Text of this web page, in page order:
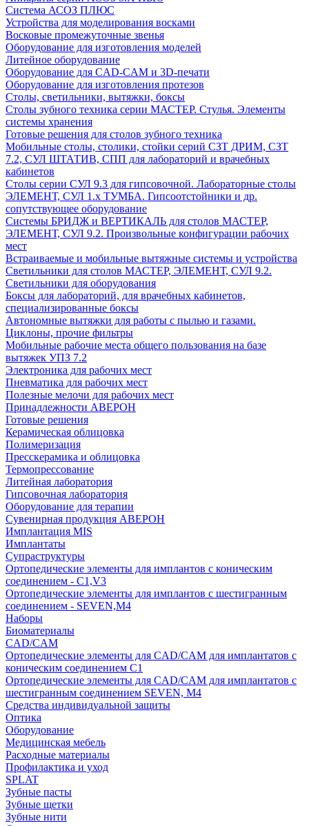
Система АСОЗ ПЛЮС
Устройства для моделирования восками
Восковые промежуточные звенья
Оборудование для изготовления моделей
Литейное оборудование
Оборудование для CAD-CAM и 3D-печати
Оборудование для изготовления протезов
Cтолы, светильники, вытяжки, боксы
Столы зубного техника серии МАСТЕР. Стулья. Элементы
системы хранения
Готовые решения для столов зубного техника
Мобильные столы, столики, стойки серий СЗТ ДРИМ, СЗТ
7.2, СУЛ ШТАТИВ, СПП для лабораторий и врачебных
кабинетов
Столы серии СУЛ 9.3 для гипсовочной. Лабораторные столы
ЭЛЕМЕНТ, СУЛ 1.х ТУМБА. Гипсоотстойники и др.
сопутствующее оборудование
Системы БРИДЖ и ВЕРТИКАЛЬ для столов МАСТЕР,
ЭЛЕМЕНТ, СУЛ 9.2. Произвольные конфигурации рабочих
мест
Встраиваемые и мобильные вытяжные системы и устройства
Светильники для столов МАСТЕР, ЭЛЕМЕНТ, СУЛ 9.2.
Светильники для оборудования
Боксы для лабораторий, для врачебных кабинетов,
специализированные боксы
Автономные вытяжки для работы с пылью и газами.
Циклоны, прочие фильтры
Мобильные рабочие места общего пользования на базе
вытяжек УПЗ 7.2
Электроника для рабочих мест
Пневматика для рабочих мест
Полезные мелочи для рабочих мест
Принадлежности АВЕРОН
Готовые решения
Керамическая облицовка
Полимеризация
Пресскерамика и облицовка
Термопрессование
Литейная лаборатория
Гипсовочная лаборатория
Оборудование для терапии
Сувенирная продукция АВЕРОН
Имплантация MIS
Имплантаты
Супраструктуры
Ортопедические элементы для имплантов с коническим
соединением - C1,V3
Ортопедические элементы для имплантов с шестигранным
соединением - SEVEN,M4
Наборы
Биоматериалы
CAD/CAM
Ортопедические элементы для CAD/CAM для имплантатов с
коническим соединением С1
Ортопедические элементы для CAD/CAM для имплантатов с
шестигранным соединением SEVEN, М4
Средства индивидуальной защиты
Оптика
Оборудование
Медицинская мебель
Расходные материалы
Профилактика и уход
SPLAT
Зубные пасты
Зубные щетки
Зубные нити